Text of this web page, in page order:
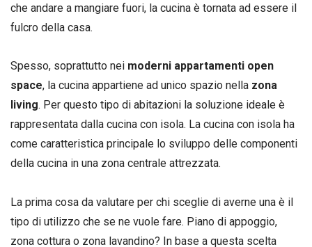
che andare a mangiare fuori, la cucina è tornata ad essere il
fulcro della casa.
Spesso, soprattutto nei moderni appartamenti open
space, la cucina appartiene ad unico spazio nella zona
living. Per questo tipo di abitazioni la soluzione ideale è
rappresentata dalla cucina con isola. La cucina con isola ha
come caratteristica principale lo sviluppo delle componenti
della cucina in una zona centrale attrezzata.
La prima cosa da valutare per chi sceglie di averne una è il
tipo di utilizzo che se ne vuole fare. Piano di appoggio,
zona cottura o zona lavandino? In base a questa scelta